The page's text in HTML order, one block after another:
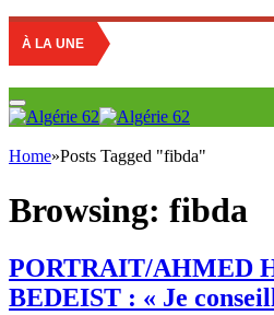
À LA UNE
Home»Posts Tagged "fibda"
Browsing: fibda
PORTRAIT/AHMED
BEDEIST : « Je